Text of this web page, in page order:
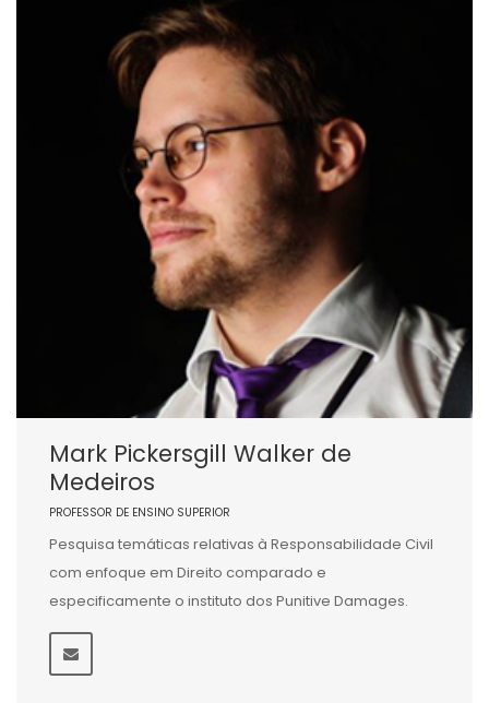
Mark Pickersgill Walker de
Medeiros
PROFESSOR DE ENSINO SUPERIOR
Pesquisa temáticas relativas à Responsabilidade Civil
com enfoque em Direito comparado e
especificamente o instituto dos Punitive Damages.